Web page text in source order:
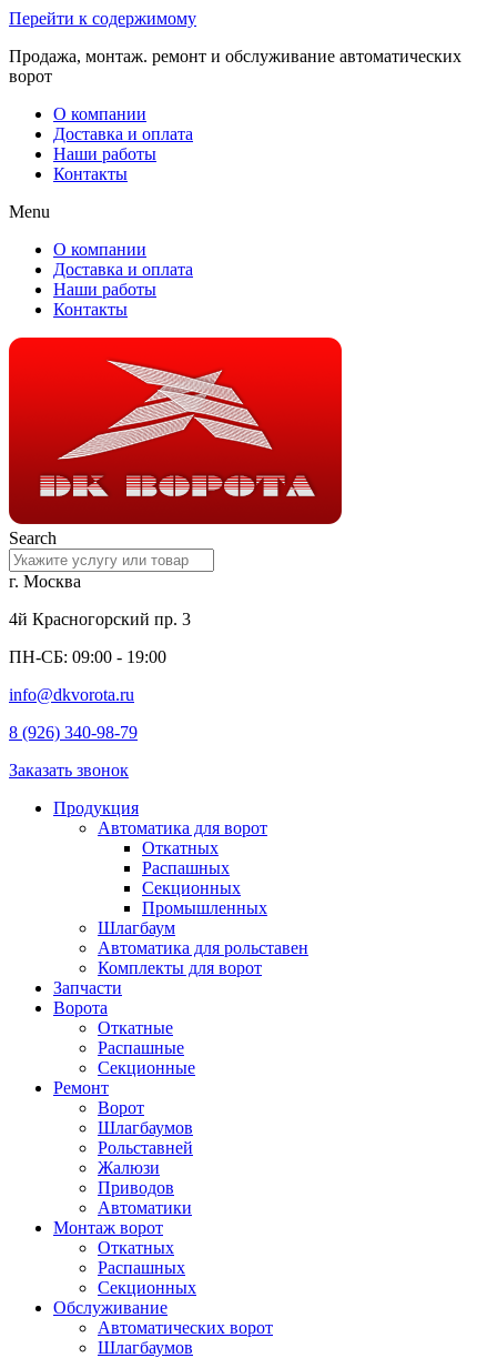
Перейти к содержимому
Продажа, монтаж. ремонт и обслуживание автоматических
ворот
О компании
Доставка и оплата
Наши работы
Контакты
Menu
О компании
Доставка и оплата
Наши работы
Контакты
Search
г. Москва
4й Красногорский пр. 3
ПН-СБ: 09:00 - 19:00
info@dkvorota.ru
8 (926) 340-98-79
Заказать звонок
Продукция
Автоматика для ворот
Откатных
Распашных
Секционных
Промышленных
Шлагбаум
Автоматика для рольставен
Комплекты для ворот
Запчасти
Ворота
Откатные
Распашные
Секционные
Ремонт
Ворот
Шлагбаумов
Рольставней
Жалюзи
Приводов
Автоматики
Монтаж ворот
Откатных
Распашных
Секционных
Обслуживание
Автоматических ворот
Шлагбаумов